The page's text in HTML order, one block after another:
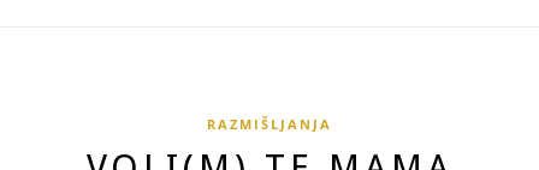
RAZMIŠLJANJA